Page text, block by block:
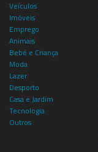
Veículos
Imóveis
Emprego
Animais
Bebé e Criança
Moda
Lazer
Desporto
Casa e Jardim
Tecnologia
Outros